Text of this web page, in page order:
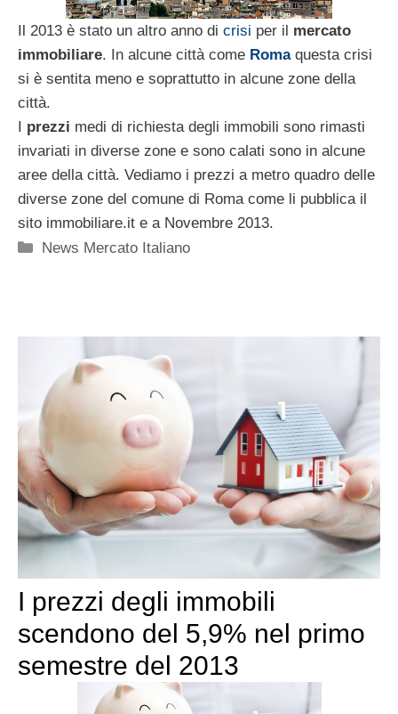
Il 2013 è stato un altro anno di crisi per il mercato
immobiliare. In alcune città come Romaquesta crisi
si è sentita meno e soprattutto in alcune zone della
città.
I prezzi medi di richiesta degli immobili sono rimasti
invariati in diverse zone e sono calati sono in alcune
aree della città. Vediamo i prezzi a metro quadro delle
diverse zone del comune di Roma come li pubblica il
sito immobiliare.it e a Novembre 2013.
Categorie
News Mercato Italiano
I prezzi degli immobili
scendono del 5,9% nel primo
semestre del 2013